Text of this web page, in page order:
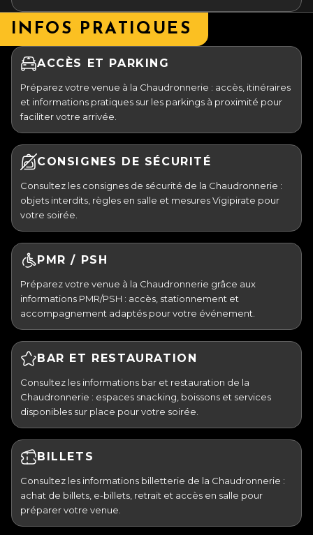
INFOS PRATIQUES
ACCÈS ET PARKING
Préparez votre venue à la Chaudronnerie : accès, itinéraires
et informations pratiques sur les parkings à proximité pour
faciliter votre arrivée.
CONSIGNES DE SÉCURITÉ
Consultez les consignes de sécurité de la Chaudronnerie :
objets interdits, règles en salle et mesures Vigipirate pour
votre soirée.
PMR / PSH
Préparez votre venue à la Chaudronnerie grâce aux
informations PMR/PSH : accès, stationnement et
accompagnement adaptés pour votre événement.
BAR ET RESTAURATION
Consultez les informations bar et restauration de la
Chaudronnerie : espaces snacking, boissons et services
disponibles sur place pour votre soirée.
BILLETS
Consultez les informations billetterie de la Chaudronnerie :
achat de billets, e-billets, retrait et accès en salle pour
préparer votre venue.